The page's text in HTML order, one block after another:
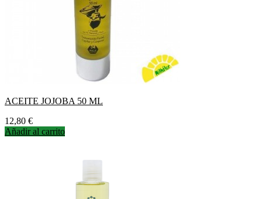
ACEITE JOJOBA 50 ML
Precio
12,80 €
Añadir al carrito